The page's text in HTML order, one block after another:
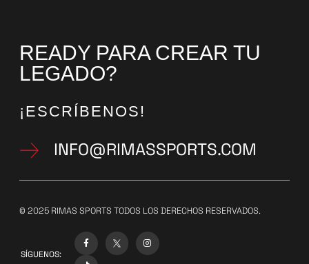
READY PARA CREAR TU
LEGADO?
¡ESCRÍBENOS!
INFO@RIMASSPORTS.COM
© 2025 RIMAS SPORTS TODOS LOS DERECHOS RESERVADOS.
SÍGUENOS: